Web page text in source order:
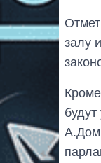
залу